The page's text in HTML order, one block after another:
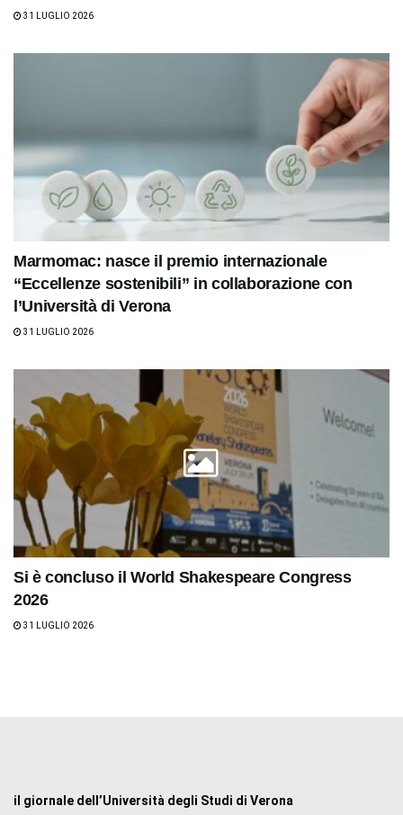
31 LUGLIO 2026
Marmomac: nasce il premio internazionale
“Eccellenze sostenibili” in collaborazione con
l’Università di Verona
31 LUGLIO 2026
Si è concluso il World Shakespeare Congress
2026
31 LUGLIO 2026
il giornale dell’Università degli Studi di Verona